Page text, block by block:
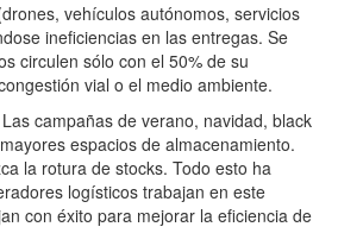
vehículos autónomos, servicios
ineficiencias en las entregas. Se
circulen sólo con el 50% de su
vial o el medio ambiente.
campañas de verano, navidad, black
espacios de almacenamiento.
la rotura de stocks. Todo esto ha
logísticos trabajan en este
con éxito para mejorar la eficiencia de